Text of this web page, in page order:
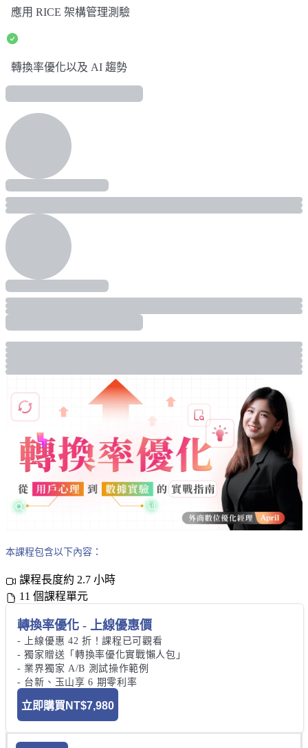
應用 RICE 架構管理測驗
轉換率優化以及 AI 趨勢
本課程包含以下內容：
課程長度約 2.7 小時
11 個課程單元
轉換率優化 - 上線優惠價
- 上線優惠 42 折！課程已可觀看
- 獨家贈送「轉換率優化實戰懶人包」
- 業界獨家 A/B 測試操作範例
- 台新、玉山享 6 期零利率
立即購買 NT$7,980